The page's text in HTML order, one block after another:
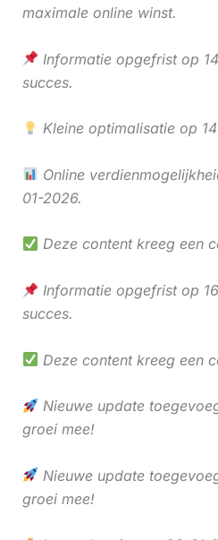
maximale online winst.
Informatie opgefrist op
succes.
Kleine optimalisatie op
Online
01-2026.
Deze content kreeg een
Informatie opgefrist op
succes.
Deze content kreeg een
Nieuwe update
groei mee!
Nieuwe update
groei mee!